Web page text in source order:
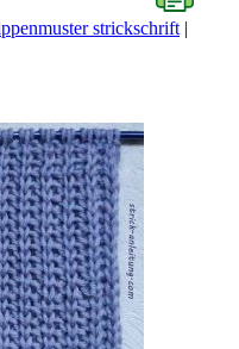
strickschrift|